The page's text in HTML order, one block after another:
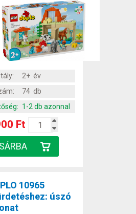
2+ év
74 db
1-2 db azonnal
Ft
10965
úszó